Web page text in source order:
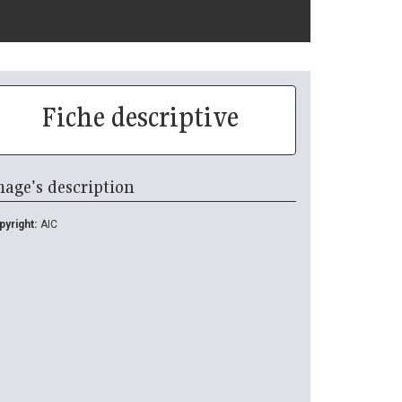
Fiche descriptive
description
AIC